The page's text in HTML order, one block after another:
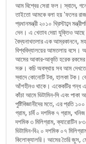
আম বিশ্বের সেরা ফল। স্বাদে,
তাইতো আমকে বলা হয় 'ফলের
প্রধানমন্ত্রী ২০১০ খ্রিস্টাব্দে
দেন। এ খেতাব দেয়া যুক্তিও
বৈদ্যনাথতলার এক আম্রকাননে,
বিশ্ববিদ্যালয়ের আমতলায় বসে।
আমের আকার-আকৃতি হরেক
সরু। কচি অবস্থায় সব আম
স্বাদে কোনোটি টক, হালকা টক।
আঁশহীনও থাকে। একেকটির গন্ধ
কাঁচা আমে ভিটামিন-সি এবং পাকা
পুষ্টিবিজ্ঞানীদের মতে, এর প্রতি
গ্রাম, চর্বি ০ দশমিক ৭ গ্রাম,
দশমিক ৩ মিলিগ্রাম, ক্যারোটিন
ভিটামিন-বি২ ০ দশমিক ০৭
কিলোক্যালরি। আমের তৈরি জুস,